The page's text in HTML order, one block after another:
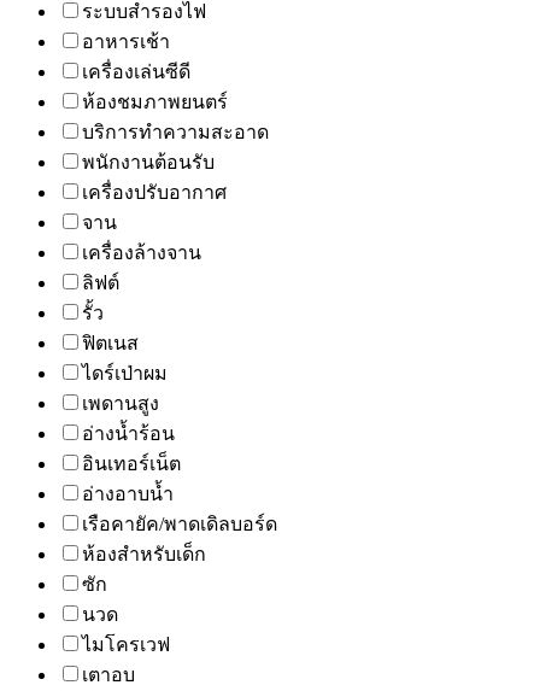
ระบบสำรองไฟ
อาหารเช้า
เครื่องเล่นซีดี
ห้องชมภาพยนตร์
บริการทำความสะอาด
พนักงานต้อนรับ
เครื่องปรับอากาศ
จาน
เครื่องล้างจาน
ลิฟต์
รั้ว
ฟิตเนส
ไดร์เป่าผม
เพดานสูง
อ่างน้ำร้อน
อินเทอร์เน็ต
อ่างอาบน้ำ
เรือคายัค/พาดเดิลบอร์ด
ห้องสำหรับเด็ก
ซัก
นวด
ไมโครเวฟ
เตาอบ